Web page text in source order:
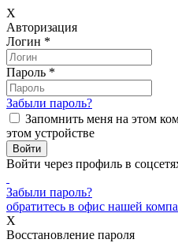
X
Авторизация
Логин *
Пароль *
Забыли пароль?
Запомнить меня на этом
этом устройстве
Войти через профиль в
Забыли пароль?
обратитесь в офис нашей
X
Восстановление пароля